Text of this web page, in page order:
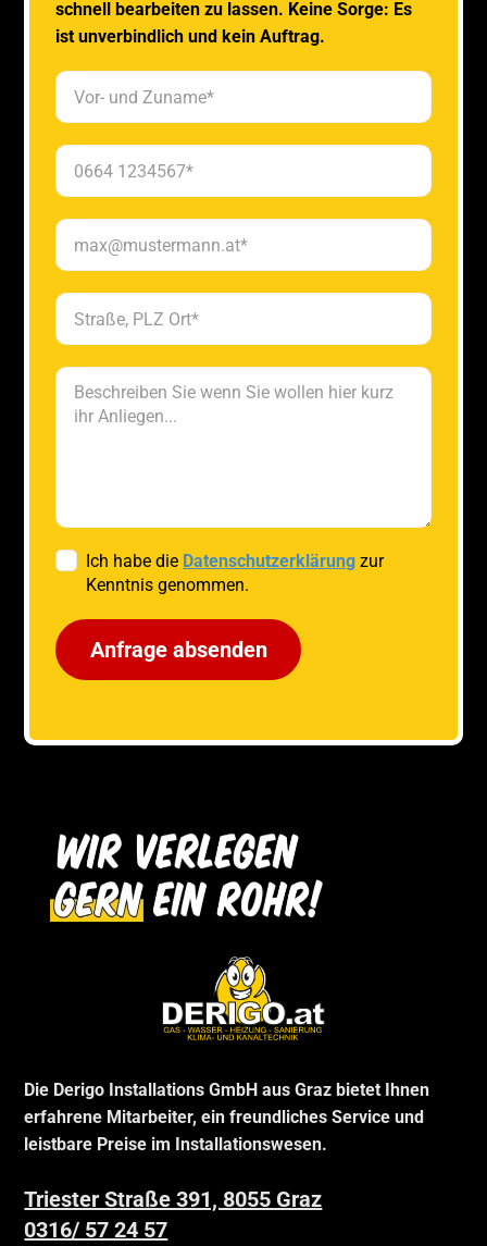
Die Derigo Installations GmbH aus Graz bietet Ihnen
erfahrene Mitarbeiter, ein freundliches Service und
leistbare Preise im Installationswesen.
Triester Straße 391, 8055 Graz
0316/ 57 24 57
schnell bearbeiten zu lassen. Keine Sorge: Es
ist unverbindlich und kein Auftrag.
Ich habe die Datenschutzerklärung zur
Kenntnis genommen.